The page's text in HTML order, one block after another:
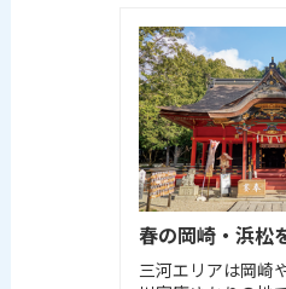
春の岡崎・浜松
三河エリアは岡崎